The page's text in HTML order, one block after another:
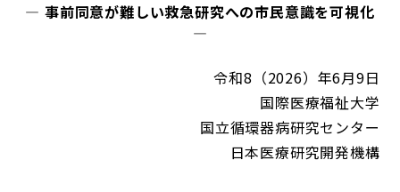
― 事前同意が難しい救急研究への市民意識を可視化
―
令和8（2026）年6月9日
国際医療福祉大学
国立循環器病研究センター
日本医療研究開発機構